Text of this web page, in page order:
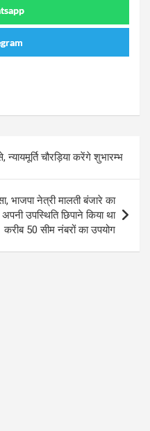
चौरड़िया करेंगे शुभारम्भ
भाजपा नेत्री मालती बंजारे का
उपस्थिति छिपाने किया था
करीब 50 सीम नंबरों का उपयोग